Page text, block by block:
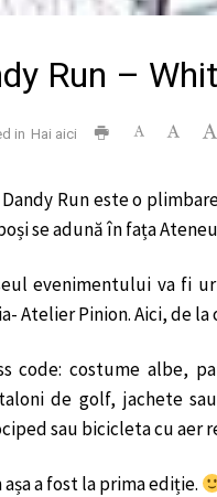
Run –
in Hai aici
Run este o
se adună în fața
evenimentului va fi
Atelier Pinion. Aici, de
code: costume albe,
de golf, jachete
sau bicicleta cu aer
așa a fost la prima ediție.